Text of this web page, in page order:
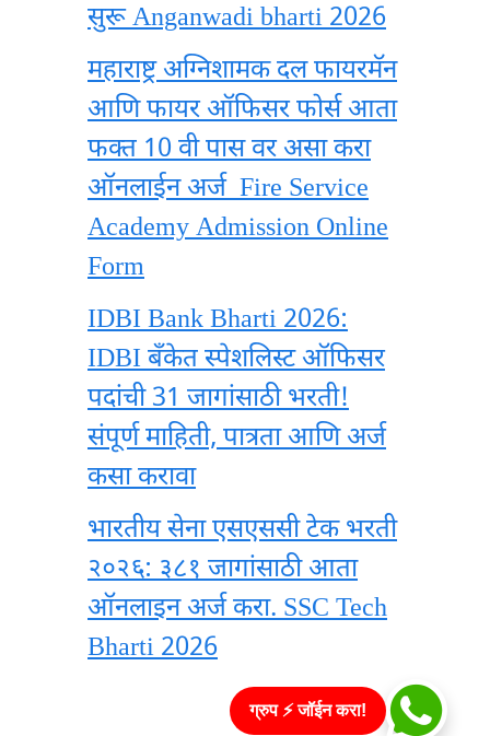
सुरू Anganwadi bharti 2026
महाराष्ट्र अग्निशामक दल फायरमॅन
आणि फायर ऑफिसर फोर्स आता
फक्त 10 वी पास वर असा करा
ऑनलाईन अर्ज Fire Service
Academy Admission Online
Form
IDBI Bank Bharti 2026:
IDBI बँकेत स्पेशलिस्ट ऑफिसर
पदांची 31 जागांसाठी भरती!
संपूर्ण माहिती, पात्रता आणि अर्ज
कसा करावा
भारतीय सेना एसएससी टेक भरती
२०२६: ३८१ जागांसाठी आता
ऑनलाइन अर्ज करा. SSC Tech
Bharti 2026
ग्रुप ⚡ जॉईन करा!